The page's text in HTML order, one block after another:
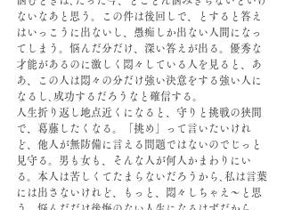
ないなあと思う。この件は後回しで、とすると答え
はいっこうに出ないし、愚痴しか出ない人間になっ
てしまう。悩んだ分だけ、深い答えが出る。優秀な
才能があるのに激しく悶々している人を見ると、あ
あ、この人は悶々の分だけ強い決意をする強い人に
なるし､成功するだろうなと確信する。
人生折り返し地点近くになると、守りと挑戦の狭間
で、葛藤したくなる。「挑め」って言いたいけれ
ど、他人が無防備に言える問題ではないのでじっと
見守る。男も女も、そんな人が何人かまわりにい
る。本人は苦しくてたまらないだろうから､私は言葉
には出さないけれど、もっと、悶々しちゃえ〜と思